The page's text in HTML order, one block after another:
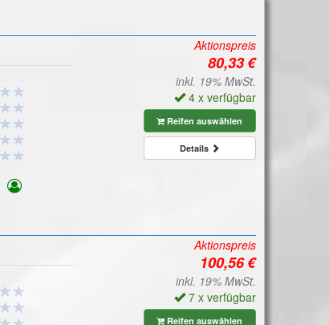
Aktionspreis
inkl. 19% MwSt.
4 x verfügbar
Reifen auswählen
Details
Aktionspreis
inkl. 19% MwSt.
7 x verfügbar
Reifen auswählen